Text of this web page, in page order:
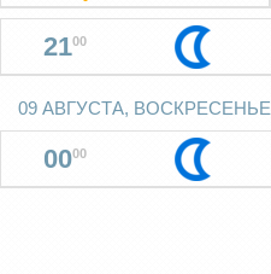
2100
09 АВГУСТА, ВОСКРЕСЕНЬЕ
0000